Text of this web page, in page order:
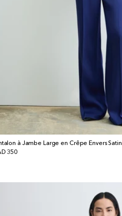
à Jambe Large en Crêpe Envers Satin
350